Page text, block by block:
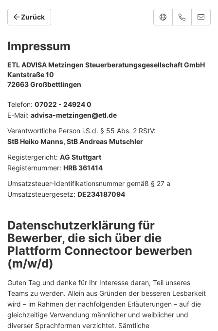
Zurück
Impressum
ETL ADVISA Metzingen Steuerberatungsgesellschaft GmbH
Kantstraße 10
72663 Großbettlingen
Telefon: 07022 - 24924 0
E-Mail: advisa-metzingen@etl.de
Verantwortliche Person i.S.d. § 55 Abs. 2 RStV:
StB Heiko Manns, StB Andreas Mutschler
Registergericht: AG Stuttgart
Registernummer: HRB 361414
Umsatzsteuer-Identifikationsnummer gemäß § 27 a
Umsatzsteuergesetz: DE234187094
Datenschutzerklärung für
Bewerber, die sich über die
Plattform Connectoor bewerben
(m/w/d)
Guten Tag und danke für Ihr Interesse daran, Teil unseres
Teams zu werden. Allein aus Gründen der besseren Lesbarkeit
wird – im Rahmen der nachfolgenden Erläuterungen – auf die
gleichzeitige Verwendung männlicher und weiblicher und
diverser Sprachformen verzichtet. Sämtliche